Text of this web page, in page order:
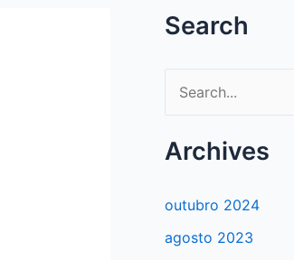
Search
e
s
u
Archives
outubro 2024
agosto 2023